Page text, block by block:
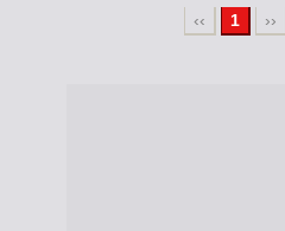
‹‹ 1 ››